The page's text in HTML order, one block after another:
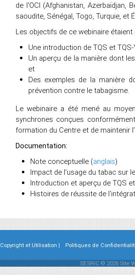
de l'OCI (Afghanistan, Azerbaïdjan,
saoudite, Sénégal, Togo, Turquie, et
Les objectifs de ce webinaire étaient
Une introduction de TQS et TQS-
Un aperçu de la manière dont
et
Des exemples de la manière
prévention contre le tabagisme.
Le webinaire a été mené au
synchrones conçues
formation du Centre et de maintenir
Documentation:
Note conceptuelle (anglais)
Impact de l'usage du tabac sur
Introduction et aperçu de TQS
Histoires de réussite de
Copyright et Utilisation | Politiques de
SESRIC © 2026 Site